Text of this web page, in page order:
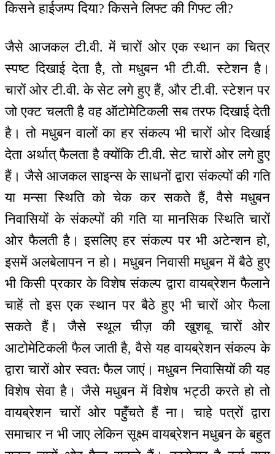
किसने हाईजम्प दिया? किसने लिफ्ट की गिफ्ट ली?
जैसे आजकल टी.वी. में चारों ओर एक स्थान का चित्र
स्पष्ट दिखाई देता है, तो मधुबन भी टी.वी. स्टेशन है।
चारों ओर टी.वी. के सेट लगे हुए हैं, और टी.वी. स्टेशन पर
जो एक्ट चलती है वह ऑटोमेटिकली सब तरफ दिखाई देती
है। तो मधुबन वालों का हर संकल्प भी चारों ओर दिखाई
देता अर्थात् फैलता है क्योंकि टी.वी. सेट चारों ओर लगे हुए
हैं। जैसे आजकल साइन्स के साधनों द्वारा संकल्पों की गति
या मन्सा स्थिति को चेक कर सकते हैं, वैसे मधुबन
निवासियों के संकल्पों की गति या मानसिक स्थिति चारों
ओर फैलती है। इसलिए हर संकल्प पर भी अटेन्शन हो,
इसमें अलबेलापन न हो। मधुबन निवासी मधुबन में बैठे हुए
भी किसी प्रकार के विशेष संकल्प द्वारा वायब्रेशन फैलाने
चाहें तो इस एक स्थान पर बैठे हुए भी चारों ओर फैला
सकते हैं। जैसे स्थूल चीज़ की खुशबू चारों ओर
आटोमेटिकली फैल जाती है, वैसे यह वायब्रेशन संकल्प के
द्वारा चारों ओर स्वत: फैल जाएं। मधुबन निवासियों की यह
विशेष सेवा है। जैसे मधुबन में विशेष भट्ठी करते हो तो
वायब्रेशन चारों ओर पहुँचते हैं ना। चाहे पत्रों द्वारा
समाचार न भी जाए लेकिन सूक्ष्म वायब्रेशन मधुबन के बहुत